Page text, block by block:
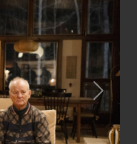
Next